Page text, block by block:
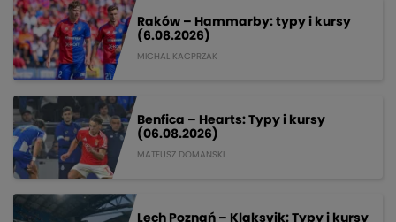
Raków – Hammarby: typy i kursy
(6.08.2026)
MICHAL KACPRZAK
Benfica – Hearts: Typy i kursy
(06.08.2026)
MATEUSZ DOMANSKI
Lech Poznań – Klaksvik: Typy i kursy